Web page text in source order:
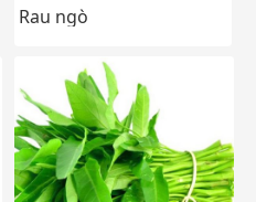
Rau ngò